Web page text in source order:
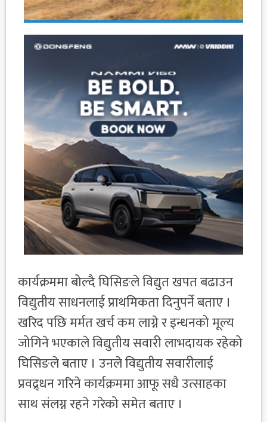
कार्यक्रममा बोल्दै घिसिङले विद्युत खपत बढाउन
विद्युतीय साधनलाई प्राथमिकता दिनुपर्ने बताए ।
खरिद पछि मर्मत खर्च कम लाग्ने र इन्धनको मूल्य
जोगिने भएकाले विद्युतीय सवारी लाभदायक रहेको
घिसिङले बताए । उनले विद्युतीय सवारीलाई
प्रवद्र्धन गरिने कार्यक्रममा आफू सधै उत्साहका
साथ संलग्न रहने गरेको समेत बताए ।